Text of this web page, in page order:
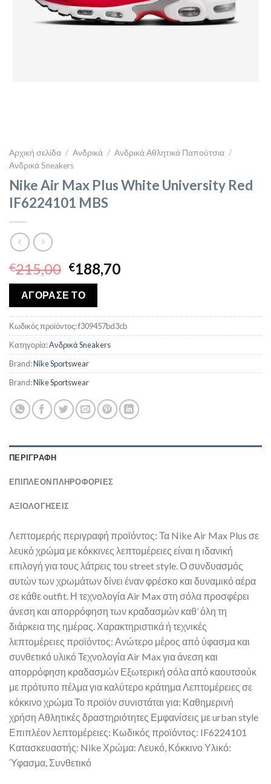
Αρχική σελίδα / Ανδρικά / Ανδρικά Αθλητικά Παπούτσια /
Ανδρικά Sneakers
Nike Air Max Plus White University Red
IF6224101 MBS
€215,00 Original
price
was:
€215,00.
€188,70Η
€188,70.
ΑΓΟΡΑΣΕ ΤΟ
Κωδικός προϊόντος:f309457bd3cb
Κατηγορία:Ανδρικά Sneakers
Brand:Nike Sportswear
Brand:Nike Sportswear
ΠΕΡΙΓΡΑΦΉ
ΕΠΙΠΛΈΟΝ ΠΛΗΡΟΦΟΡΊΕΣ
ΑΞΙΟΛΟΓΗΣΕΙΣ
Λεπτομερής περιγραφή προϊόντος: Τα Nike Air Max Plus σε
λευκό χρώμα με κόκκινες λεπτομέρειες είναι η ιδανική
επιλογή για τους λάτρεις του street style. Ο συνδυασμός
αυτών των χρωμάτων δίνει έναν φρέσκο και δυναμικό αέρα
σε κάθε outfit. Η τεχνολογία Air Max στη σόλα προσφέρει
άνεση και απορρόφηση των κραδασμών καθ’ όλη τη
διάρκεια της ημέρας. Χαρακτηριστικά ή τεχνικές
λεπτομέρειες προϊόντος: Ανώτερο μέρος από ύφασμα και
συνθετικό υλικό Τεχνολογία Air Max για άνεση και
απορρόφηση κραδασμών Εξωτερική σόλα από καουτσούκ
με πρότυπο πέλμα για καλύτερο κράτημα Λεπτομέρειες σε
κόκκινο χρώμα Το προϊόν συνιστάται για: Καθημερινή
χρήση Αθλητικές δραστηριότητες Εμφανίσεις με urban style
Επιπλέον λεπτομέρειες: Κωδικός προϊόντος: IF6224101
Κατασκευαστής: Nike Χρώμα: Λευκό, Κόκκινο Υλικό:
Ύφασμα, Συνθετικό